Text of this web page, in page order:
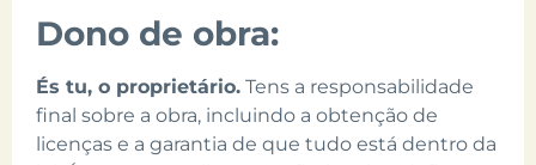
Dono de obra:
És tu, o proprietário. Tens a responsabilidade
final sobre a obra, incluindo a obtenção de
licenças e a garantia de que tudo está dentro da